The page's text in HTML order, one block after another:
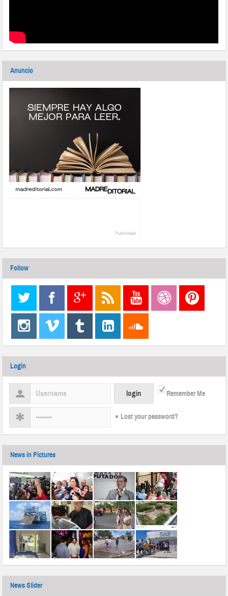
Anuncio
Follow
Login
Remember Me
Lost your password?
News in Pictures
News Slider